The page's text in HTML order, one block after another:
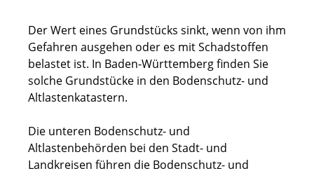
Der Wert eines Grundstücks sinkt, wenn von ihm
Gefahren ausgehen oder es mit Schadstoffen
belastet ist. In Baden-Württemberg finden Sie
solche Grundstücke in den Bodenschutz- und
Altlastenkatastern.
Die unteren Bodenschutz- und
Altlastenbehörden bei den Stadt- und
Landkreisen führen die Bodenschutz- und